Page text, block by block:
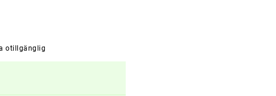
otillgänglig